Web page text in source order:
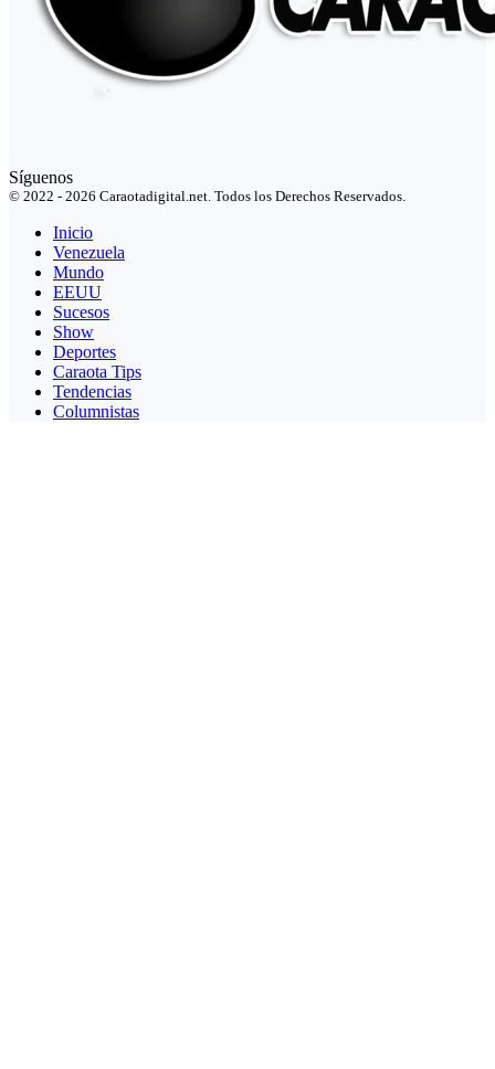
Síguenos
© 2022 - 2026 Caraotadigital.net. Todos los Derechos Reservados.
Inicio
Venezuela
Mundo
EEUU
Sucesos
Show
Deportes
Caraota Tips
Tendencias
Columnistas